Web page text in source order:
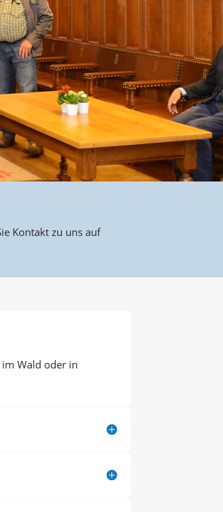
Kontakt zu uns auf
Wald oder in